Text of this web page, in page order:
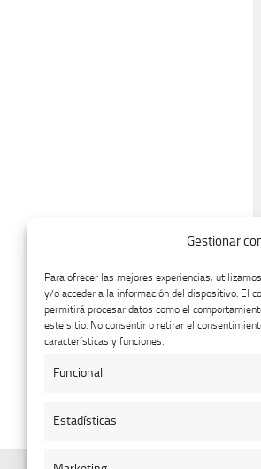
Gestionar
Para ofrecer las mejores experiencias,
y/o acceder a la información del dispositivo. El
permitirá procesar datos como el
este sitio. No consentir o retirar el
características y funciones.
Funcional
Estadísticas